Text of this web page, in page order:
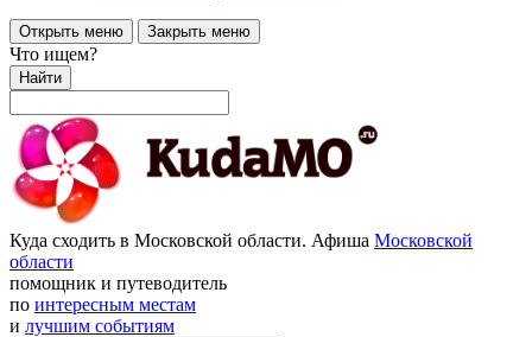
Открыть меню Закрыть меню
Что ищем?
Найти
Куда сходить в Московской области. Афиша Московской
области
помощник и путеводитель
по интересным местам
и лучшим событиям